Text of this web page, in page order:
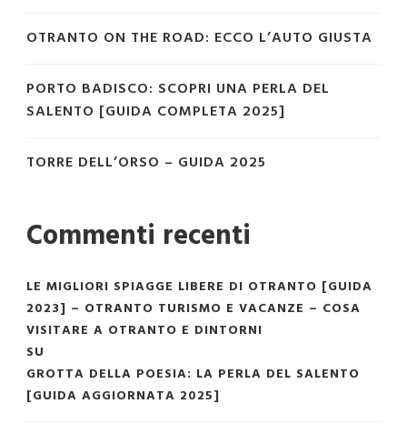
OTRANTO ON THE ROAD: ECCO L’AUTO GIUSTA
PORTO BADISCO: SCOPRI UNA PERLA DEL
SALENTO [GUIDA COMPLETA 2025]
TORRE DELL’ORSO – GUIDA 2025
Commenti recenti
LE MIGLIORI SPIAGGE LIBERE DI OTRANTO [GUIDA
2023] – OTRANTO TURISMO E VACANZE – COSA
VISITARE A OTRANTO E DINTORNI
SU
GROTTA DELLA POESIA: LA PERLA DEL SALENTO
[GUIDA AGGIORNATA 2025]